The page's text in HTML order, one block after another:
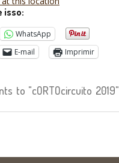
isso:
WhatsApp
E-mail
Imprimir
to "cORTOcircuito 2019"